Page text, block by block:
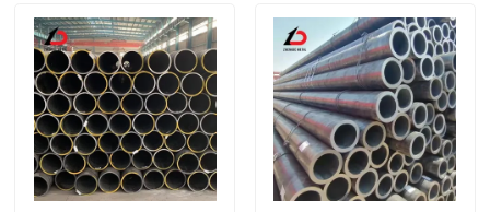
Neuigkeiten
Rechtssachen
Bitte um ein Angebot